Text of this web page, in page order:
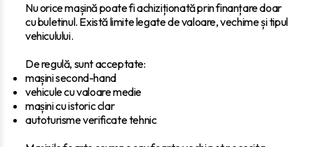
Nu orice mașină poate fi achiziționată prin finanțare doar
cu buletinul. Există limite legate de valoare, vechime și tipul
vehiculului.
De regulă, sunt acceptate:
mașini second-hand
vehicule cu valoare medie
mașini cu istoric clar
autoturisme verificate tehnic